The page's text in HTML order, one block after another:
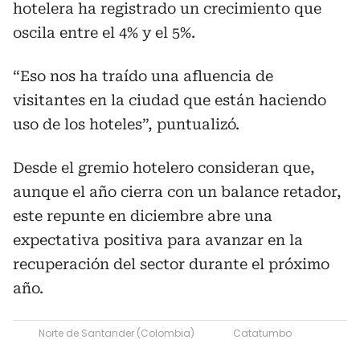
hotelera ha registrado un crecimiento que
oscila entre el 4% y el 5%.
“Eso nos ha traído una afluencia de
visitantes en la ciudad que están haciendo
uso de los hoteles”, puntualizó.
Desde el gremio hotelero consideran que,
aunque el año cierra con un balance retador,
este repunte en diciembre abre una
expectativa positiva para avanzar en la
recuperación del sector durante el próximo
año.
Norte de Santander (Colombia)
Catatumbo